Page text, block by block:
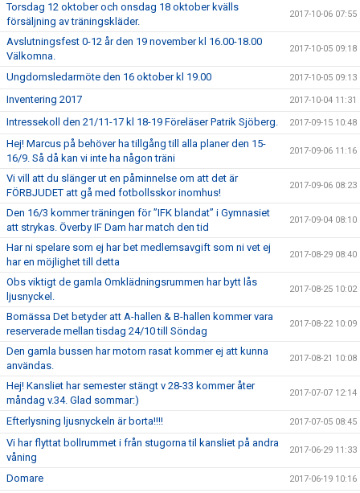
Torsdag 12 oktober och onsdag 18 oktober kvälls
försäljning av träningskläder.
2017-10-06 07:55
Avslutningsfest 0-12 år den 19 november kl 16.00-18.00
Välkomna.
2017-10-05 09:18
Ungdomsledarmöte den 16 oktober kl 19.00 2017-10-05 09:13
Inventering 2017 2017-10-04 11:31
Intressekoll den 21/11-17 kl 18-19 Föreläser Patrik Sjöberg. 2017-09-15 10:48
Hej! Marcus på behöver ha tillgång till alla planer den 15-
16/9. Så då kan vi inte ha någon träni
2017-09-06 11:16
Vi vill att du slänger ut en påminnelse om att det är
FÖRBJUDET att gå med fotbollsskor inomhus!
2017-09-06 08:23
Den 16/3 kommer träningen för ”IFK blandat” i Gymnasiet
att strykas. Överby IF Dam har match den tid
2017-09-04 08:10
Har ni spelare som ej har bet medlemsavgift som ni vet ej
har en möjlighet till detta
2017-08-29 08:40
Obs viktigt de gamla Omklädningsrummen har bytt lås
ljusnyckel.
2017-08-25 10:02
Bomässa Det betyder att A-hallen & B-hallen kommer vara
reserverade mellan tisdag 24/10 till Söndag
2017-08-22 10:09
Den gamla bussen har motorn rasat kommer ej att kunna
användas.
2017-08-21 10:08
Hej! Kansliet har semester stängt v 28-33 kommer åter
måndag v.34. Glad sommar:)
2017-07-07 12:14
Efterlysning ljusnyckeln är borta!!!! 2017-07-05 08:45
Vi har flyttat bollrummet i från stugorna til kansliet på andra
våning
2017-06-29 11:33
Domare 2017-06-19 10:16